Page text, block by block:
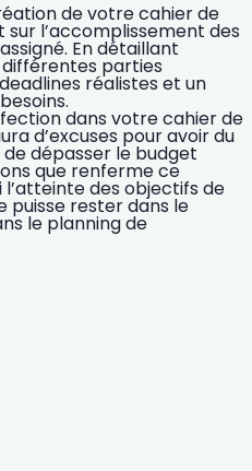
de votre cahier de
sur l’accomplissement des
. En détaillant
différentes parties
réalistes et un
dans votre cahier de
d’excuses pour avoir du
dépasser le budget
que renferme ce
des objectifs de
rester dans le
le planning de